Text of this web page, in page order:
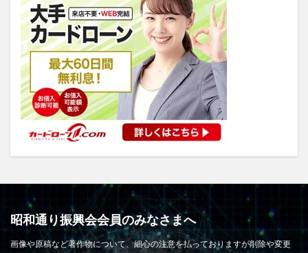
昭和通り振興会会員のみなさまへ
画像や原稿など著作物について、細心の注意を払っておりますが削除や変更